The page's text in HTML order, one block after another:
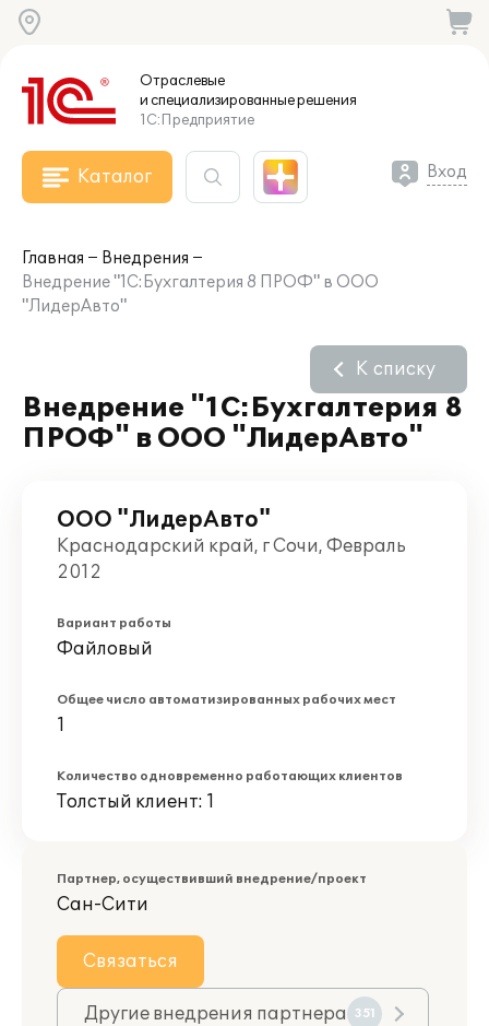
Отраслевые
и специализированныерешения
1С:Предприятие
Каталог Вход
Главная
Внедрения
Внедрение "1C:Бухгалтерия 8 ПРОФ" в ООО
"ЛидерАвто"
Внедрение "1C:Бухгалтерия 8
ПРОФ" в ООО "ЛидерАвто"
К списку
ООО "ЛидерАвто"
Краснодарский край, г Сочи, Февраль
2012
Вариант работы
Файловый
Общее число автоматизированных рабочих мест
1
Количество одновременно работающих клиентов
Толстый клиент: 1
Партнер, осуществивший внедрение/проект
Сан-Сити
Связаться
Другие внедрения партнера 351